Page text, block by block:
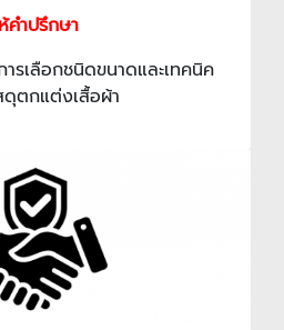
คำปรึกษา
ารเลือกชนิดขนาดและเทคนิค
ตกแต่งเสื้อผ้า